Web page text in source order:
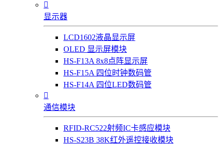

显示器
LCD1602液晶显示屏
OLED 显示屏模块
HS-F13A 8x8点阵显示屏
HS-F15A 四位时钟数码管
HS-F14A 四位LED数码管

通信模块
RFID-RC522射频IC卡感应模块
HS-S23B 38K红外遥控接收模块